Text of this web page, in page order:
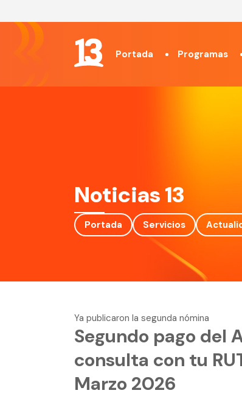
Portada Programas
Noticias 13
Portada Servicios
Ya publicaron la segunda nómina
Segundo pago del
consulta con tu
Marzo 2026